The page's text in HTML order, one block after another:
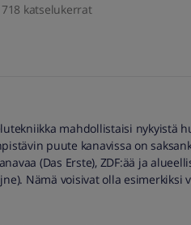
718 katselukerrat
mahdollistaisi nykyistä
puute kanavissa on
(Das Erste), ZDF:ää ja
jne). Nämä voisivat olla